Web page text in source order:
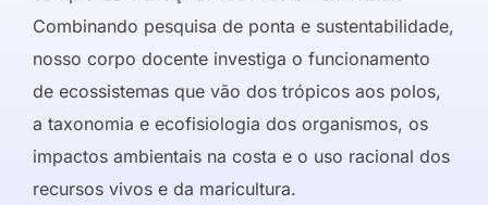
Combinando pesquisa de ponta e sustentabilidade,
nosso corpo docente investiga o funcionamento
de ecossistemas que vão dos trópicos aos polos,
a taxonomia e ecofisiologia dos organismos, os
impactos ambientais na costa e o uso racional dos
recursos vivos e da maricultura.